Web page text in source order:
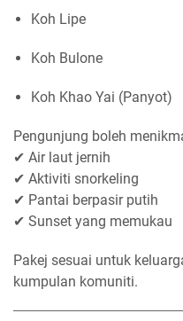
Koh Lipe
Koh Bulone
Koh Khao Yai (Panyot)
Pengunjung boleh
✔ Air laut jernih
✔ Aktiviti snorkeling
✔ Pantai berpasir putih
✔ Sunset yang memukau
Pakej sesuai untuk
kumpulan komuniti.